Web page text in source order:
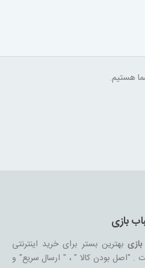
بازی
بهترین بستر برای خرید اینترنتی
. "اصل بودن کالا " ، " ارسال سریع" و